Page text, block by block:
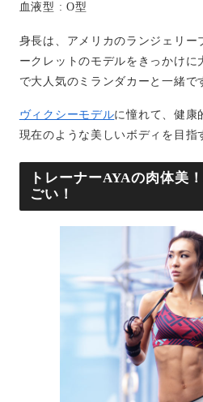
血液型 : O型
身長は、アメリカのランジェリー
ークレットのモデルをきっかけに
で大人気のミランダカーと一緒で
ヴィクシーモデルに憧れて、健康
現在のような美しいボディを目指
トレーナーAYAの肉体美
ごい！